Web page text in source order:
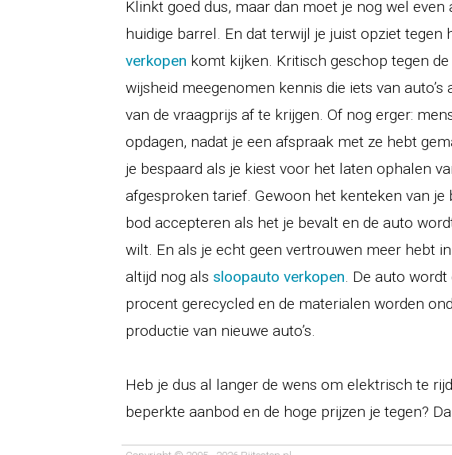
Klinkt goed dus, maar dan moet je nog wel even
huidige barrel. En dat terwijl je juist opziet tegen
verkopen komt kijken. Kritisch geschop tegen
wijsheid meegenomen kennis die iets van
van de vraagprijs af te krijgen. Of nog erger:
opdagen, nadat je een afspraak met ze hebt
je bespaard als je kiest voor het laten ophalen
afgesproken tarief. Gewoon het kenteken van
bod accepteren als het je bevalt en de auto
wilt. En als je echt geen vertrouwen meer hebt
altijd nog als sloopauto verkopen. De auto
procent gerecycled en de materialen worden
productie van nieuwe auto’s.
Heb je dus al langer de wens om elektrisch te
beperkte aanbod en de hoge prijzen je tegen?